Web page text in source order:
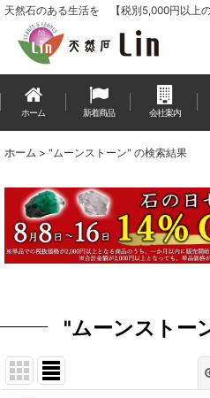
天然石のある生活を 【税別5,000円以上の
ホーム 新着商品 会社案内
ホーム > "ムーンストーン" の検索結果
"ムーンストー